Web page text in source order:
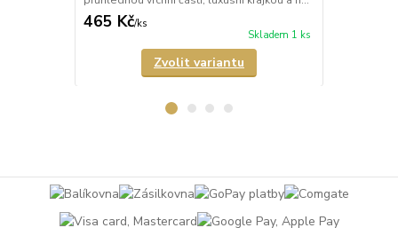
465 Kč/ks
Skladem 1 ks
Zvolit variantu